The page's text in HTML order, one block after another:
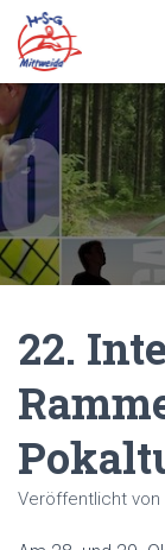
22.
Veröffentlicht von